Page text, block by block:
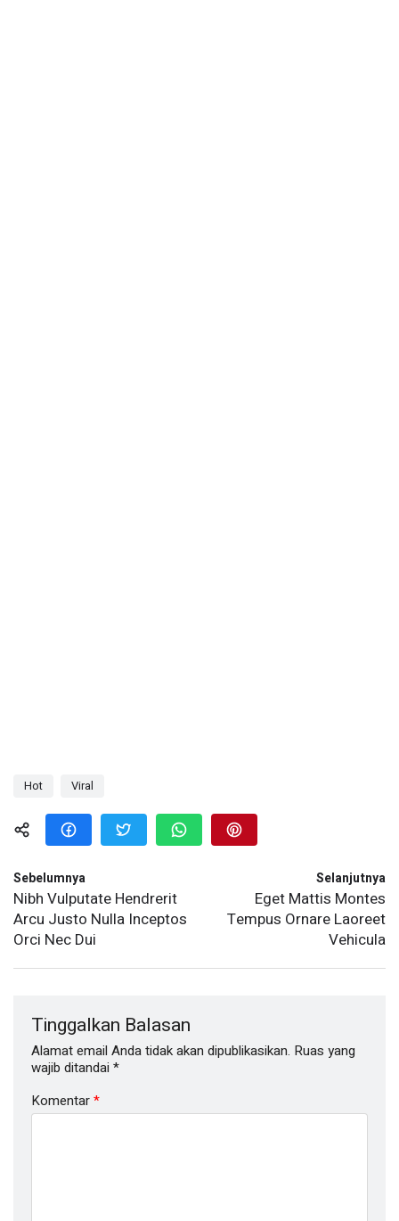
Hot Viral
Sebelumnya
Nibh Vulputate Hendrerit
Arcu Justo Nulla Inceptos
Orci Nec Dui
Selanjutnya
Eget Mattis Montes
Tempus Ornare Laoreet
Vehicula
Tinggalkan Balasan
Alamat email Anda tidak akan dipublikasikan. Ruas yang
wajib ditandai *
Komentar*